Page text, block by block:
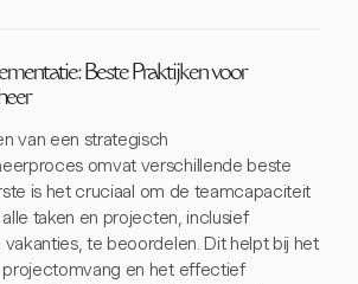
Beste Praktijken voor
van een strategisch
omvat verschillende beste
is het cruciaal om de teamcapaciteit
taken en projecten, inclusief
te beoordelen. Dit helpt bij het
projectomvang en het effectief